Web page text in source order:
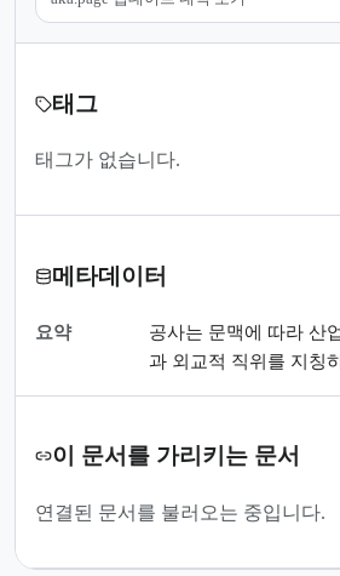
태그
태그가 없습니다.
메타데이터
요약
공사는 문맥에 따라 산
과 외교적 직위를 지칭
이 문서를 가리키는 문서
연결된 문서를 불러오는 중입니다.